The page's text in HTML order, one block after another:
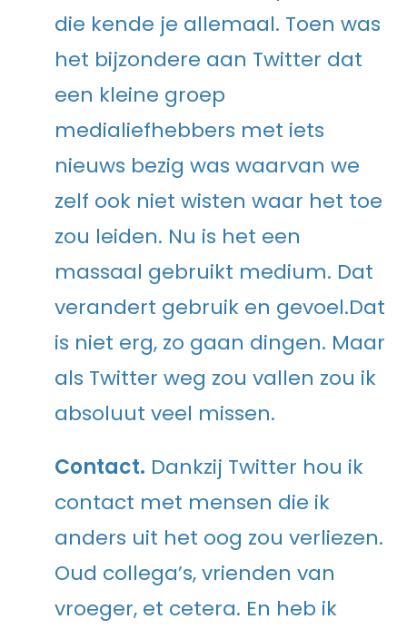
die kende je allemaal. Toen was
het bijzondere aan Twitter dat
een kleine groep
medialiefhebbers met iets
nieuws bezig was waarvan we
zelf ook niet wisten waar het toe
zou leiden. Nu is het een
massaal gebruikt medium. Dat
verandert gebruik en gevoel.Dat
is niet erg, zo gaan dingen. Maar
als Twitter weg zou vallen zou ik
absoluut veel missen.
Contact. Dankzij Twitter hou ik
contact met mensen die ik
anders uit het oog zou verliezen.
Oud collega’s, vrienden van
vroeger, et cetera. En heb ik